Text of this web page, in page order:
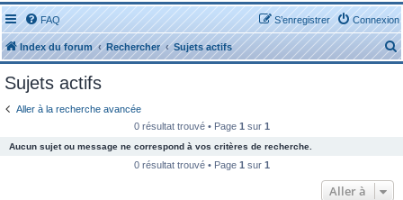
FAQ Connexion
S’enregistrer
Index du forum Rechercher Sujets actifs
e
Sujets actifs
Aller à la recherche avancée
0 résultat trouvé • Page 1 sur 1
Aucun sujet ou message ne correspond à vos critères de recherche.
0 résultat trouvé • Page 1 sur 1
Aller à